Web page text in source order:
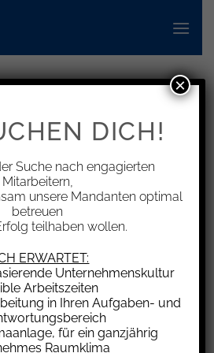
–Auslegung
zu
Saarbrücken
Fall hatte ein Mieter bei
sog. „Sorglos-
abgeschlossen. Laut
werden die infolge
DICH!
Suche nach engagierten
Mitarbeitern,
unsere Mandanten optimal
betreuen
teilhaben wollen.
ERWARTET:
Unternehmenskultur
Arbeitszeiten
in Ihren Aufgaben- und
für ein ganzjährig
Raumklima
×